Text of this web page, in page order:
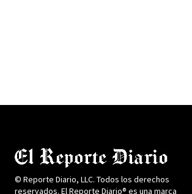
© Reporte Diario, LLC. Todos los derechos
reservados. El Reporte Diario® es una marca